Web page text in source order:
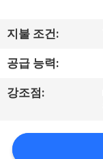
행
품
관
지불 조건:
공급 능력:
강조점: